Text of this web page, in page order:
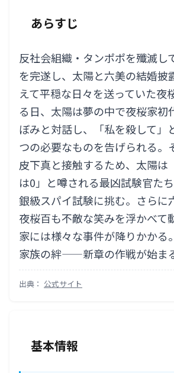
あらすじ
反社会組織・タンポポを殲滅し
を完遂し、太陽と六美の結婚披
えて平穏な日々を送っていた夜
る日、太陽は夢の中で夜桜家初
ぼみと対話し、「私を殺して」
つの必要なものを告げられる。
皮下真と接触するため、太陽は
は0」と噂される最凶試験官た
銀級スパイ試験に挑む。さらに
夜桜百も不敵な笑みを浮かべて
家には様々な事件が降りかかる
家族の絆——新章の作戦が始ま
出典： 公式サイト
基本情報